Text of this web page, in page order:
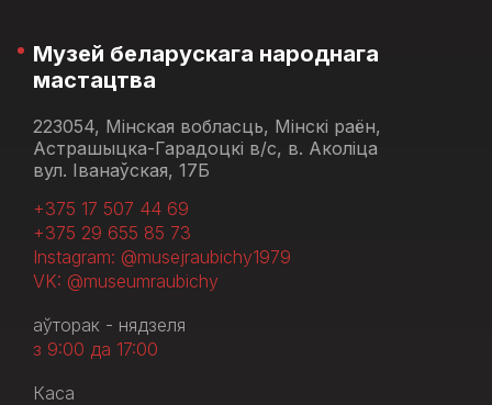
Музей беларускага народнага
мастацтва
223054, Мінская вобласць, Мінскі раён,
Астрашыцка-Гарадоцкі в/с, в. Аколіца
вул. Іванаўская, 17Б
+375 17 507 44 69
+375 29 655 85 73
Instagram: @musejraubichy1979
VK: @museumraubichy
аўторак - нядзеля
з 9:00 да 17:00
Каса